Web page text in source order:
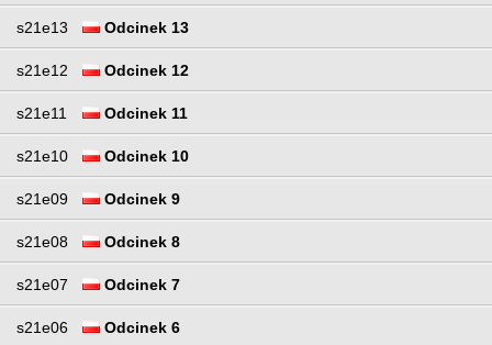
s21e13 Odcinek 13
s21e12 Odcinek 12
s21e11 Odcinek 11
s21e10 Odcinek 10
s21e09 Odcinek 9
s21e08 Odcinek 8
s21e07 Odcinek 7
s21e06 Odcinek 6